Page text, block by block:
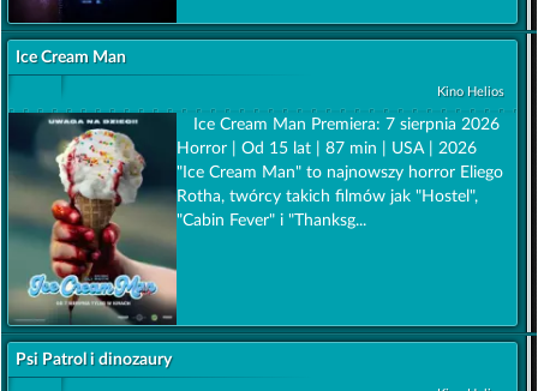
Ice Cream Man
Kino Helios
Ice Cream Man Premiera: 7 sierpnia 2026
Horror | Od 15 lat | 87 min | USA | 2026
"Ice Cream Man" to najnowszy horror Eliego
Rotha, twórcy takich filmów jak "Hostel",
"Cabin Fever" i "Thanksg...
Psi Patrol i dinozaury